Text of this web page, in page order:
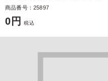
商品番号：25897
0円 税込